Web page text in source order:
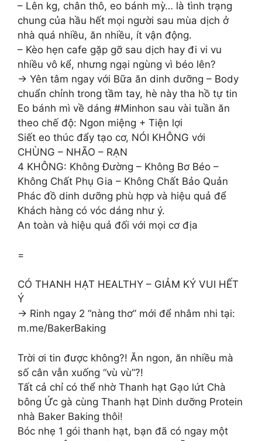
– Lên kg, chân thô, eo bánh mỳ… là tình trạng
chung của hầu hết mọi người sau mùa dịch ở
nhà quá nhiều, ăn nhiều, ít vận động.
– Kèo hẹn cafe gặp gỡ sau dịch hay đi vi vu
nhiều vô kể, nhưng ngại ngùng vì béo lên?
→ Yên tâm ngay với Bữa ăn dinh dưỡng – Body
chuẩn chỉnh trong tầm tay, hè này tha hồ tự tin
Eo bánh mì về dáng #Minhon sau vài tuần ăn
theo chế độ: Ngon miệng + Tiện lợi
Siết eo thúc đẩy tạo cơ, NÓI KHÔNG với
CHÙNG – NHÃO – RẠN
4 KHÔNG: Không Đường – Không Bơ Béo –
Không Chất Phụ Gia – Không Chất Bảo Quản
Phác đồ dinh dưỡng phù hợp và hiệu quả để
Khách hàng có vóc dáng như ý.
An toàn và hiệu quả đối với mọi cơ địa
=
CÓ THANH HẠT HEALTHY – GIẢM KÝ VUI HẾT
Ý
→ Rinh ngay 2 “nàng thơ” mới để nhâm nhi tại:
m.me/BakerBaking
Trời ơi tin được không?! Ăn ngon, ăn nhiều mà
số cân vẫn xuống “vù vù”?!
Tất cả chỉ có thể nhờ Thanh hạt Gạo lứt Chà
bông Ức gà cùng Thanh hạt Dinh dưỡng Protein
nhà Baker Baking thôi!
Bóc nhẹ 1 gói thanh hạt, bạn đã có ngay một